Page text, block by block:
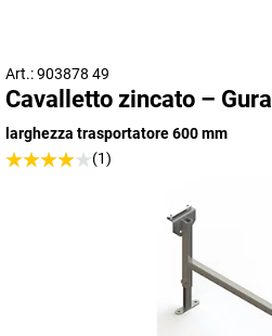
Art.: 903878 49
Cavalletto zincato – Gura
larghezza trasportatore 600 mm
(1)